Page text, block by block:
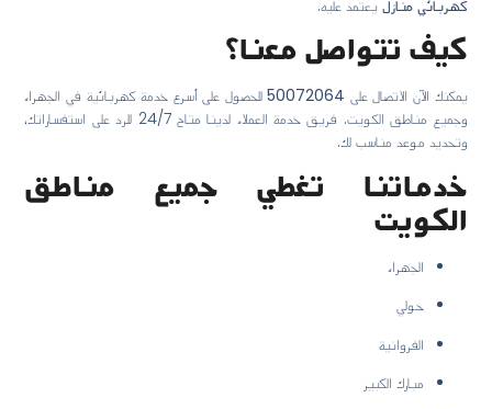
كهربائي منازليعتمد عليه.
كيف تتواصل معنا؟
يمكنك الآن الاتصال على50072064للحصول على أسرع خدمة كهربائية في الجهراء
وجميع مناطق الكويت. فريق خدمة العملاء لدينا متاح 24/7 للرد على استفساراتك،
وتحديد موعد مناسب لك.
خدماتنا تغطي جميع مناطق
الكويت
الجهراء
حولي
الفروانية
مبارك الكبير